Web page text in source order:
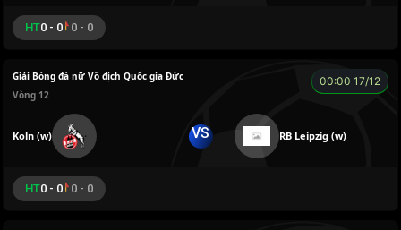
HT0 - 0 0 - 0
Giải Bóng đá nữ Vô địch Quốc gia Đức
Vòng 12
00:00 17/12
Koln (w) VS RB Leipzig (w)
HT0 - 0 0 - 0